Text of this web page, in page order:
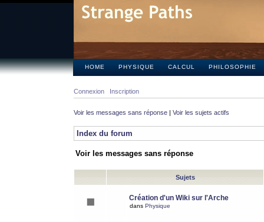
HOME PHYSIQUE CALCUL PHILOSOPHIE
Connexion Inscription
Voir les messages sans réponse | Voir les sujets actifs
Index du forum
Voir les messages sans réponse
Sujets
Création d'un Wiki sur l'Arche
dans Physique